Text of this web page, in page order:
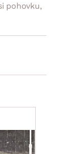
pohovku,